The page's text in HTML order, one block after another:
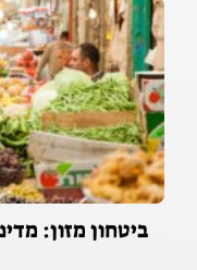
ביטחון מזון: